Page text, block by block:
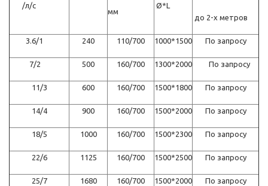
/л/с
мм
Ø*L
до 2-х метров
3.6/1 240 110/700 1000*1500 По запросу
7/2 500 160/700 1300*2000 По запросу
11/3 600 160/700 1500*1800 По запросу
14/4 900 160/700 1500*2000 По запросу
18/5 1000 160/700 1500*2300 По запросу
22/6 1125 160/700 1500*2500 По запросу
25/7 1680 160/700 1500*2000 По запросу